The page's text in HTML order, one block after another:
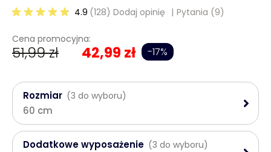
4.9 (128) Dodaj opinię Pytania (9)
Cena promocyjna:
51,99 zł 42,99 zł -17%
Rozmiar (3 do wyboru)
60 cm
Dodatkowe wyposażenie (3 do wyboru)